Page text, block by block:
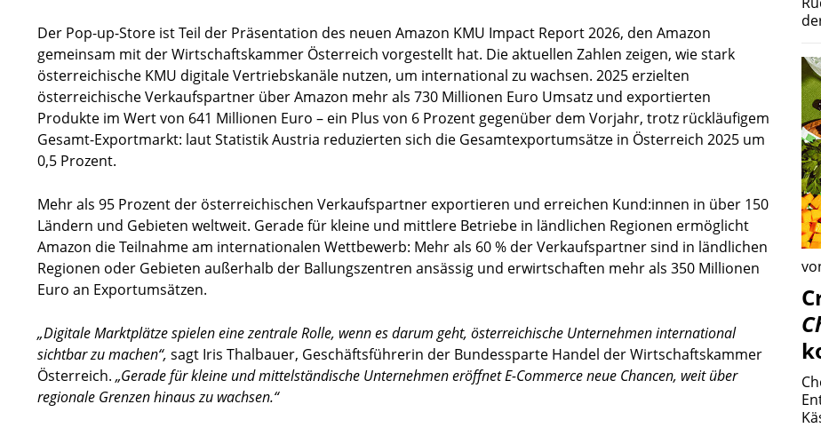
Der Pop-up-Store ist Teil der Präsentation des neuen Amazon KMU Impact Report 2026, den Amazon
gemeinsam mit der Wirtschaftskammer Österreich vorgestellt hat. Die aktuellen Zahlen zeigen, wie stark
österreichische KMU digitale Vertriebskanäle nutzen, um international zu wachsen. 2025 erzielten
österreichische Verkaufspartner über Amazon mehr als 730 Millionen Euro Umsatz und exportierten
Produkte im Wert von 641 Millionen Euro – ein Plus von 6 Prozent gegenüber dem Vorjahr, trotz rückläufigem
Gesamt-Exportmarkt: laut Statistik Austria reduzierten sich die Gesamtexportumsätze in Österreich 2025 um
0,5 Prozent.
Mehr als 95 Prozent der österreichischen Verkaufspartner exportieren und erreichen Kund:innen in über 150
Ländern und Gebieten weltweit. Gerade für kleine und mittlere Betriebe in ländlichen Regionen ermöglicht
Amazon die Teilnahme am internationalen Wettbewerb: Mehr als 60 % der Verkaufspartner sind in ländlichen
Regionen oder Gebieten außerhalb der Ballungszentren ansässig und erwirtschaften mehr als 350 Millionen
Euro an Exportumsätzen.
„Digitale Marktplätze spielen eine zentrale Rolle, wenn es darum geht, österreichische Unternehmen international
sichtbar zu machen“, sagt Iris Thalbauer, Geschäftsführerin der Bundessparte Handel der Wirtschaftskammer
Österreich. „Gerade für kleine und mittelständische Unternehmen eröffnet E-Commerce neue Chancen, weit über
regionale Grenzen hinaus zu wachsen.“